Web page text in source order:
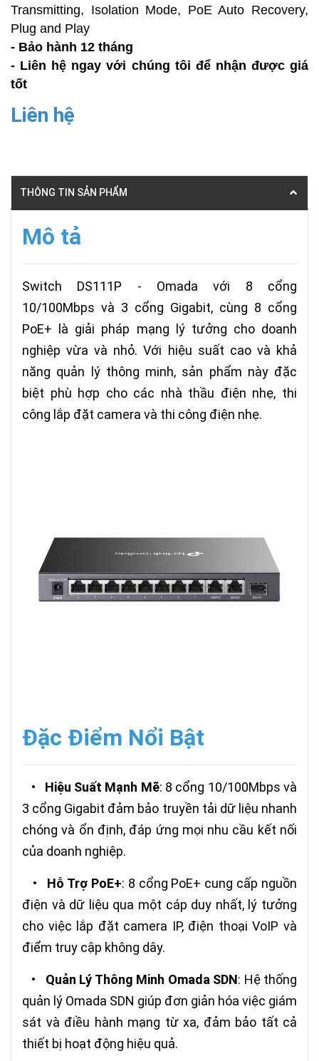
Transmitting, Isolation Mode, PoE Auto Recovery,
Plug and Play
- Bảo hành 12 tháng
- Liên hệ ngay với chúng tôi để nhận được giá
tốt
Liên hệ
THÔNG TIN SẢN PHẨM
Mô tả
Switch DS111P - Omada với 8 cổng
10/100Mbps và 3 cổng Gigabit, cùng 8 cổng
PoE+ là giải pháp mạng lý tưởng cho doanh
nghiệp vừa và nhỏ. Với hiệu suất cao và khả
năng quản lý thông minh, sản phẩm này đặc
biệt phù hợp cho các nhà thầu điện nhẹ, thi
công lắp đặt camera và thi công điện nhẹ.
Đặc Điểm Nổi Bật
• Hiệu Suất Mạnh Mẽ: 8 cổng 10/100Mbps và
3 cổng Gigabit đảm bảo truyền tải dữ liệu nhanh
chóng và ổn định, đáp ứng mọi nhu cầu kết nối
của doanh nghiệp.
• Hỗ Trợ PoE+: 8 cổng PoE+ cung cấp nguồn
điện và dữ liệu qua một cáp duy nhất, lý tưởng
cho việc lắp đặt camera IP, điện thoại VoIP và
điểm truy cập không dây.
• Quản Lý Thông Minh Omada SDN: Hệ thống
quản lý Omada SDN giúp đơn giản hóa việc giám
sát và điều hành mạng từ xa, đảm bảo tất cả
thiết bị hoạt động hiệu quả.